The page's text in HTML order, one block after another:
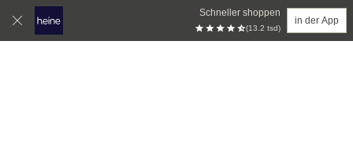
Schneller shoppen
(13.2 tsd)
in der App